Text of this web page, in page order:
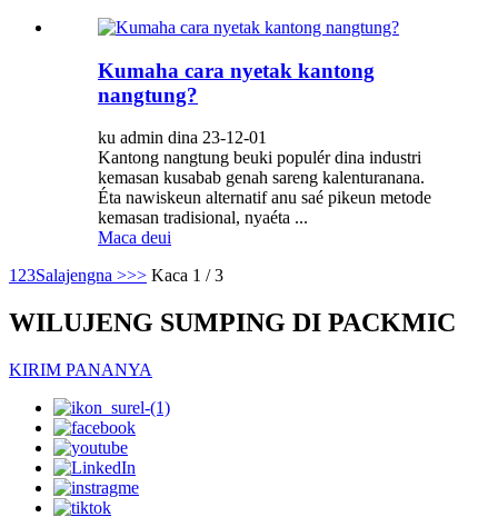
Kumaha cara nyetak kantong
nangtung?
ku admin dina 23-12-01
Kantong nangtung beuki populér dina industri
kemasan kusabab genah sareng kalenturanana.
Éta nawiskeun alternatif anu saé pikeun metode
kemasan tradisional, nyaéta ...
Maca deui
1 23Salajengna >>> Kaca 1 / 3
WILUJENG SUMPING DI PACKMIC
KIRIM PANANYA